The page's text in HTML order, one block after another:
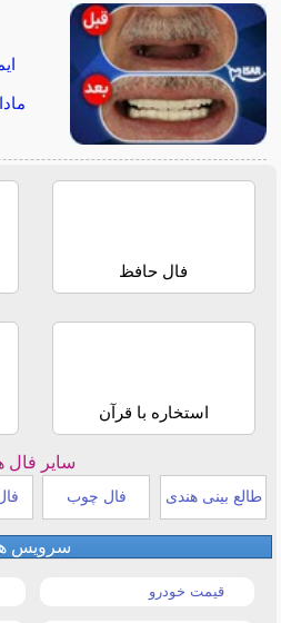
فال حافظ
استخاره با قرآن
سایر فال
طالع بینی هندی فال چوب
سرویس
قیمت خودرو